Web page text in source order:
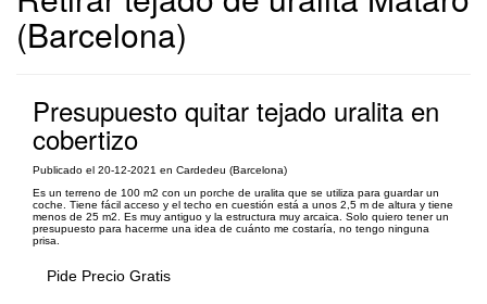
(Barcelona)
Presupuesto quitar tejado uralita en
cobertizo
Publicado el 20-12-2021 en Cardedeu (Barcelona)
Es un terreno de 100 m2 con un porche de uralita que se utiliza para guardar un
coche. Tiene fácil acceso y el techo en cuestión está a unos 2,5 m de altura y tiene
menos de 25 m2. Es muy antiguo y la estructura muy arcaica. Solo quiero tener un
presupuesto para hacerme una idea de cuánto me costaría, no tengo ninguna
prisa.
Pide Precio Gratis